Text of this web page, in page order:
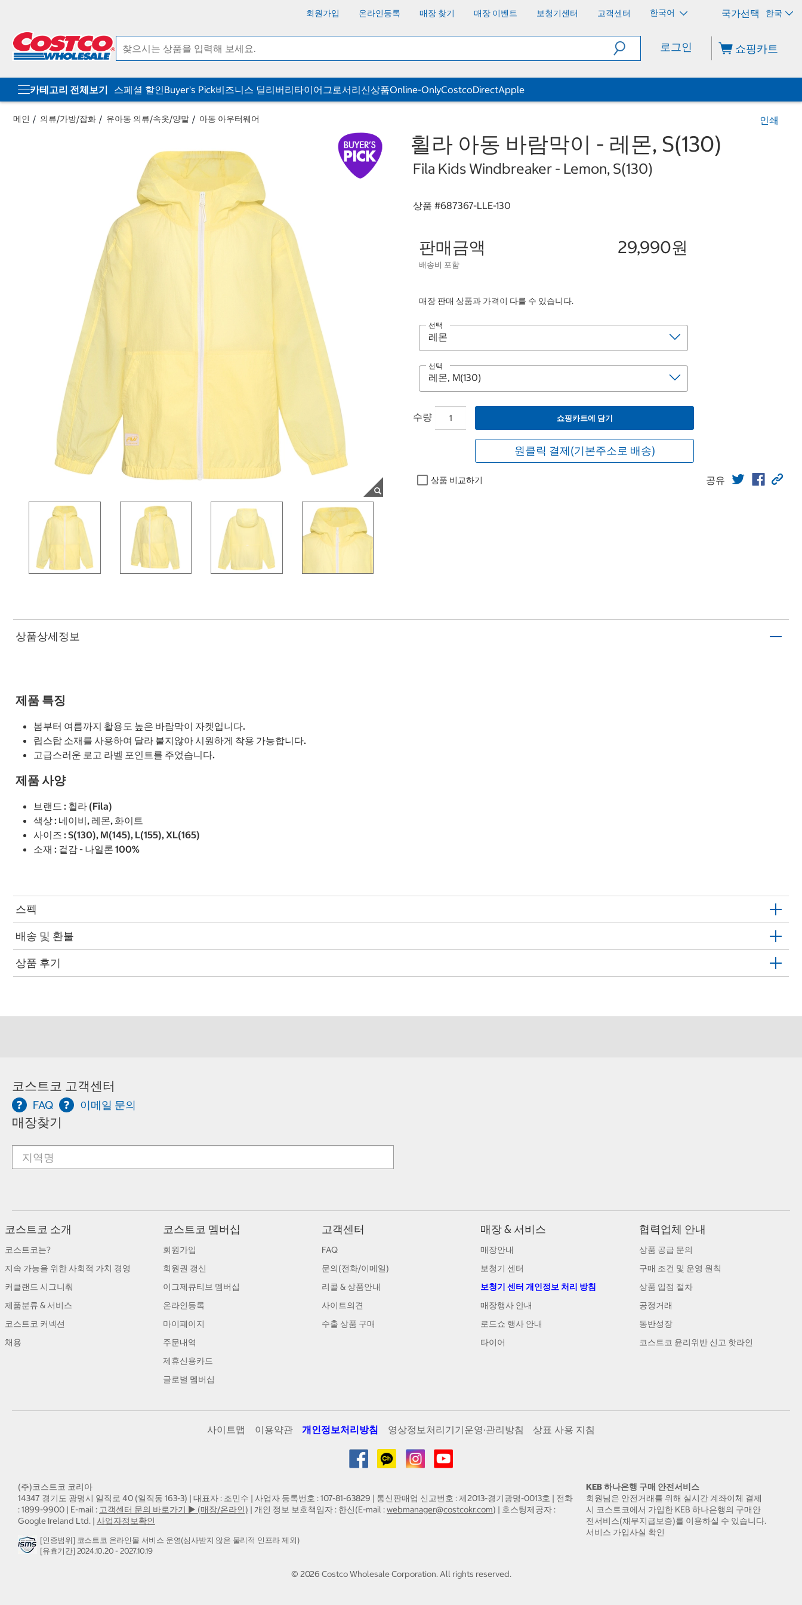
회원가입 온라인등록 매장 찾기 매장 이벤트 보청기센터 고객센터 한국어 한국
로그인 쇼핑카트
카테고리 전체보기 스페셜 할인Buyer's Pick비즈니스 딜리버리타이어그로서리신상품Online-OnlyCostcoDirectApple
메인 의류/가방/잡화 유아동 의류/속옷/양말 아동 아우터웨어 인쇄
휠라 아동 바람막이 - 레몬, S(130)
Fila Kids Windbreaker - Lemon, S(130)
상품 #687367-LLE-130
판매금액 29,990원
배송비 포함
매장 판매 상품과 가격이 다를 수 있습니다.
선택
선택
수량 쇼핑카트에 담기
원클릭 결제(기본주소로 배송)
상품 비교하기 공유
상품상세정보
제품 특징
봄부터 여름까지 활용도 높은 바람막이 자켓입니다.
립스탑 소재를 사용하여 달라 붙지않아 시원하게 착용 가능합니다.
고급스러운 로고 라벨 포인트를 주었습니다.
제품 사양
브랜드 : 휠라 (Fila)
색상 : 네이비, 레몬, 화이트
사이즈 : S(130), M(145), L(155), XL(165)
소재 : 겉감 - 나일론 100%
스펙
배송 및 환불
상품 후기
코스트코 고객센터
FAQ 이메일 문의
매장찾기
코스트코 소개
코스트코는?
지속 가능을 위한 사회적 가치 경영
커클랜드 시그니춰
제품분류 & 서비스
코스트코 커넥션
채용
코스트코 멤버십
회원가입
회원권 갱신
이그제큐티브 멤버십
온라인등록
마이페이지
주문내역
제휴신용카드
글로벌 멤버십
고객센터
FAQ
문의(전화/이메일)
리콜 & 상품안내
사이트의견
수출 상품 구매
매장 & 서비스
매장안내
보청기 센터
보청기 센터 개인정보 처리 방침
매장행사 안내
로드쇼 행사 안내
타이어
협력업체 안내
상품 공급 문의
구매 조건 및 운영 원칙
상품 입점 절차
공정거래
동반성장
코스트코 윤리위반 신고 핫라인
사이트맵 이용약관 개인정보처리방침 영상정보처리기기운영·관리방침 상표 사용 지침
(주)코스트코 코리아
14347 경기도 광명시 일직로 40 (일직동 163-3) | 대표자 : 조민수 | 사업자 등록번호 : 107-81-63829 | 통신판매업 신고번호 : 제2013-경기광명-0013호 | 전화
: 1899-9900 | E-mail : 고객센터 문의 바로가기 ▶ (매장/온라인) | 개인 정보 보호책임자 : 한신(E-mail :webmanager@costcokr.com) | 호스팅제공자 :
Google Ireland Ltd. | 사업자정보확인
[인증범위] 코스트코 온라인몰 서비스 운영(심사받지 않은 물리적 인프라 제외)
[유효기간] 2024.10.20 - 2027.10.19
KEB 하나은행 구매 안전서비스
회원님은 안전거래를 위해 실시간 계좌이체 결제
시 코스트코에서 가입한 KEB 하나은행의 구매안
전서비스(채무지급보증)를 이용하실 수 있습니다.
서비스 가입사실 확인
© 2026 Costco Wholesale Corporation.All rights reserved.